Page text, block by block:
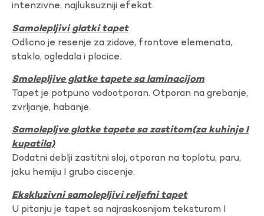
intenzivne, najluksuzniji efekat.
Samolepljivi glatki tapet
Odlicno je resenje za zidove, frontove elemenata,
staklo, ogledala i plocice.
Smolepljive glatke tapete sa laminacijom
Tapet je potpuno vodootporan. Otporan na grebanje,
zvrljanje, habanje.
Samolepljve glatke tapete sa zastitom(za kuhinje I
kupatila)
Dodatni deblji zastitni sloj, otporan na toplotu, paru,
jaku hemiju I grubo ciscenje.
Ekskluzivni samolepljivi reljefni tapet
U pitanju je tapet sa najraskosnijom teksturom I